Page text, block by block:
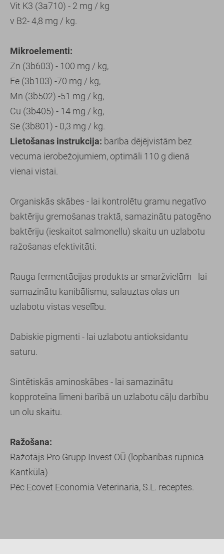
Vit K3 (3a710) - 2 mg / kg
v B2- 4,8 mg / kg.
Mikroelementi:
Zn (3b603) - 100 mg / kg,
Fe (3b103) -70 mg / kg,
Mn (3b502) -51 mg / kg,
Cu (3b405) - 14 mg / kg,
Se (3b801) - 0,3 mg / kg.
Lietošanas instrukcija: barība dējējvistām bez
vecuma ierobežojumiem, optimāli 110 g dienā
vienai vistai.
Organiskās skābes - lai kontrolētu gramu negatīvo
baktēriju gremošanas traktā, samazinātu patogēno
baktēriju (ieskaitot salmonellu) skaitu un uzlabotu
ražošanas efektivitāti.
Rauga fermentācijas produkts ar smaržvielām - lai
samazinātu kanibālismu, salauztas olas un
uzlabotu vistas veselību.
Dabiskie pigmenti - lai uzlabotu antioksidantu
saturu.
Sintētiskās aminoskābes - lai samazinātu
kopproteīna līmeni barībā un uzlabotu cāļu darbību
un olu skaitu.
Ražošana:
Ražotājs Pro Grupp Invest OÜ (lopbarības rūpnīca
Kantküla)
Pēc Ecovet Economia Veterinaria, S.L. receptes.